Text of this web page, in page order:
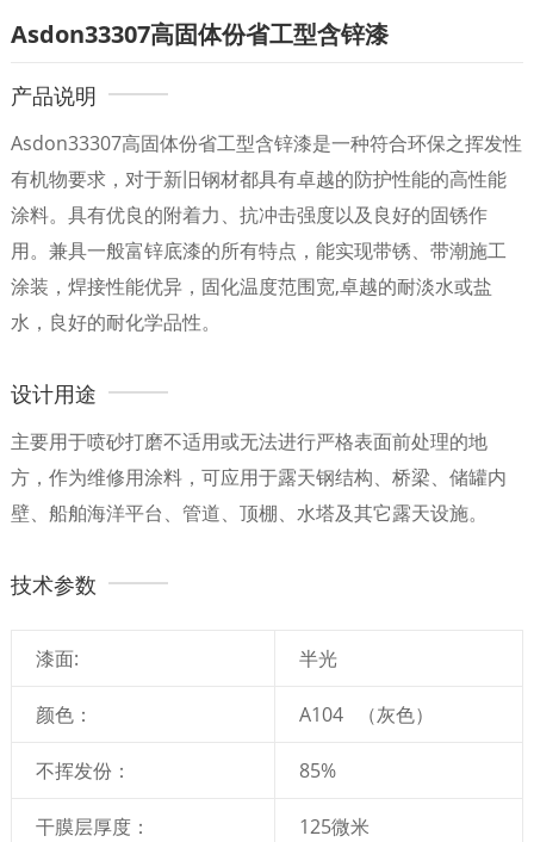
Asdon33307高固体份省工型含锌漆
产品说明
Asdon33307高固体份省工型含锌漆是一种符合环保之挥发性
有机物要求，对于新旧钢材都具有卓越的防护性能的高性能
涂料。具有优良的附着力、抗冲击强度以及良好的固锈作
用。兼具一般富锌底漆的所有特点，能实现带锈、带潮施工
涂装，焊接性能优异，固化温度范围宽,卓越的耐淡水或盐
水，良好的耐化学品性。
设计用途
主要用于喷砂打磨不适用或无法进行严格表面前处理的地
方，作为维修用涂料，可应用于露天钢结构、桥梁、储罐内
壁、船舶海洋平台、管道、顶棚、水塔及其它露天设施。
技术参数
漆面: 半光
颜色： A104 （灰色）
不挥发份： 85%
干膜层厚度： 125微米